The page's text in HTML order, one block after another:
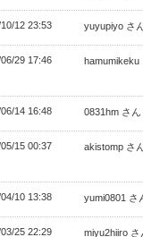
12 23:53 yuyupiyo さ
29 17:46 hamumikeku
14 16:48 0831hm さん
15 00:37 akistomp さ
10 13:38 yumi0801 さ
25 22:29 miyu2hiiro さ